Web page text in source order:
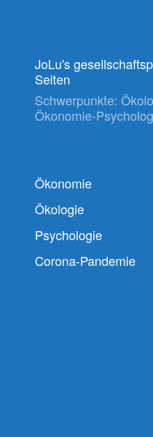
JoLu's
Seiten
Schwerpunkte:
Ökonomie-
Ökonomie
Ökologie
Psychologie
Corona-Pandemie